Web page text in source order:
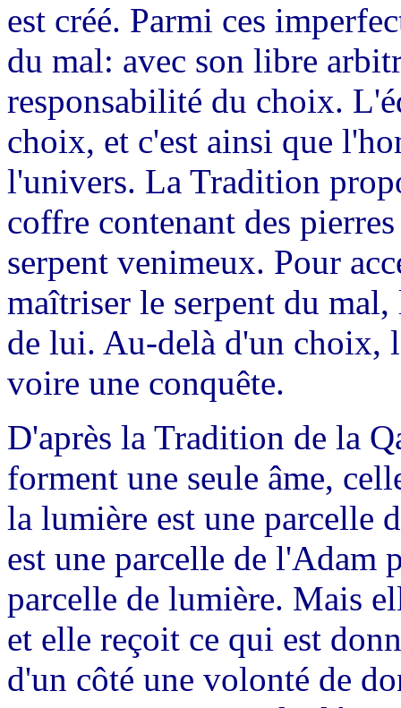
est créé. Parmi ces
du mal: avec son libre
responsabilité du choix.
choix, et c'est ainsi que
l'univers. La Tradition
coffre contenant des
serpent venimeux. Pour
maîtriser le serpent du mal,
de lui. Au-delà d'un choix,
voire une conquête.
D'après la Tradition de la
forment une seule âme,
la lumière est une parcelle
est une parcelle de l'Adam
parcelle de lumière. Mais
et elle reçoit ce qui est
d'un côté une volonté de